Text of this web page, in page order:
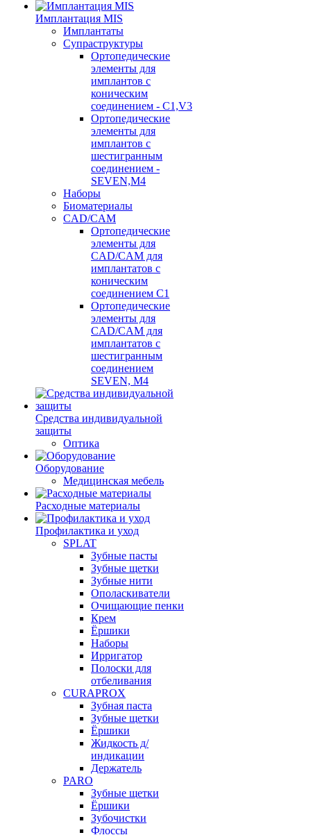
Имплантация MIS
Имплантаты
Супраструктуры
Ортопедические
элементы для
имплантов с
коническим
соединением - C1,V3
Ортопедические
элементы для
имплантов с
шестигранным
соединением -
SEVEN,M4
Наборы
Биоматериалы
CAD/CAM
Ортопедические
элементы для
CAD/CAM для
имплантатов с
коническим
соединением С1
Ортопедические
элементы для
CAD/CAM для
имплантатов с
шестигранным
соединением
SEVEN, М4
Средства индивидуальной
защиты
Оптика
Оборудование
Медицинская мебель
Расходные материалы
Профилактика и уход
SPLAT
Зубные пасты
Зубные щетки
Зубные нити
Ополаскиватели
Очищающие пенки
Крем
Ёршики
Наборы
Ирригатор
Полоски для
отбеливания
CURAPROX
Зубная паста
Зубные щетки
Ёршики
Жидкость д/
индикации
Держатель
PARO
Зубные щетки
Ёршики
Зубочистки
Флоссы